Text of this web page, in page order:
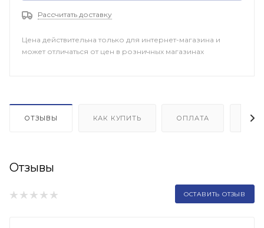
Рассчитать доставку
Цена действительна только для интернет-магазина и
может отличаться от цен в розничных магазинах
ОТЗЫВЫ КАК КУПИТЬ ОПЛАТА
Отзывы
ОСТАВИТЬ ОТЗЫВ